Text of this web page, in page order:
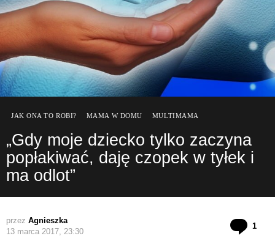
JAK ONA TO ROBI? MAMA W DOMU MULTIMAMA
„Gdy moje dziecko tylko zaczyna
popłakiwać, daję czopek w tyłek i
ma odlot”
przez Agnieszka
13 marca 2017, 23:30
1